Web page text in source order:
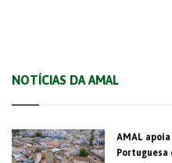
NOTÍCIAS DA AMAL
AMAL
Portuguesa